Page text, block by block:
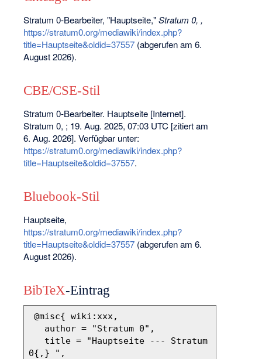
Stratum 0-Bearbeiter, "Hauptseite,"Stratum 0, ,
https://stratum0.org/mediawiki/index.php?
title=Hauptseite&oldid=37557 (abgerufen am 6.
August 2026).
CBE/CSE-Stil
Stratum 0-Bearbeiter. Hauptseite [Internet].
Stratum 0, ; 19. Aug. 2025, 07:03 UTC [zitiert am
6. Aug. 2026]. Verfügbar unter:
https://stratum0.org/mediawiki/index.php?
title=Hauptseite&oldid=37557.
Bluebook-Stil
Hauptseite,
https://stratum0.org/mediawiki/index.php?
title=Hauptseite&oldid=37557 (abgerufen am 6.
August 2026).
BibTeX-Eintrag
0{,} ",